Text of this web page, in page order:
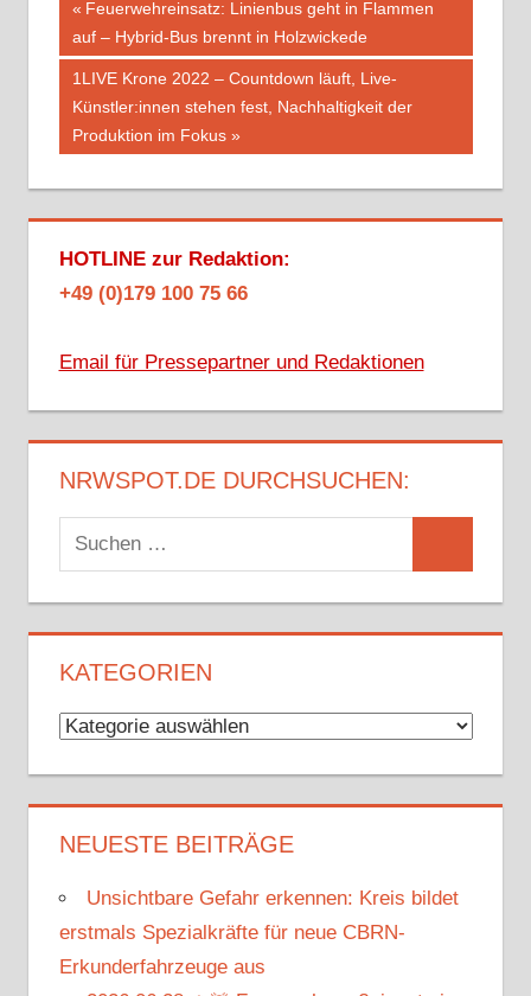
Beitragsnavigation
Vorheriger
Beitrag:
Feuerwehreinsatz: Linienbus geht in Flammen
auf – Hybrid-Bus brennt in Holzwickede
Nächster
Beitrag:
1LIVE Krone 2022 – Countdown läuft, Live-
Künstler:innen stehen fest, Nachhaltigkeit der
Produktion im Fokus
HOTLINE zur Redaktion:
+49 (0)179 100 75 66
Email für Pressepartner und Redaktionen
NRWSPOT.DE DURCHSUCHEN:
Suchen
nach:
KATEGORIEN
Kategorien
NEUESTE BEITRÄGE
Unsichtbare Gefahr erkennen: Kreis bildet
erstmals Spezialkräfte für neue CBRN-
Erkunderfahrzeuge aus